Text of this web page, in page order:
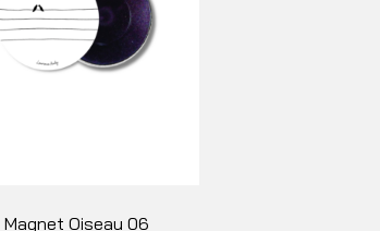
Magnet Oiseau 06